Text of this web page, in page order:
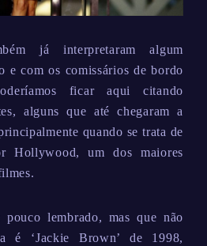
já interpretaram algum
e com os comissários de bordo
ficar aqui citando
alguns que até chegaram a
quando se trata de
Hollywood, um dos maiores
lembrado, mas que não
é ‘Jackie Brown’ de 1998,